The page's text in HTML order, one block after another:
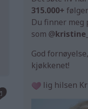
315.000+
Du finner meg
som @
God
kjøkkenet!
lig hilsen